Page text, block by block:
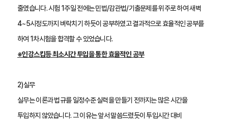
줄였습니다. 시험 1주일 전에는 민법/감관법/기출문제를 위주로 하여 새벽
4~5시정도까지 벼락치기 하듯이 공부하였고 결과적으로 효율적인 공부를
하여 1차시험을 합격할 수 있었습니다.
※인강스킵등 최소시간 투입을 통한 효율적인 공부
2)실무
실무는 이론과 법규를 일정수준 실력을 만들기 전까지는 많은 시간을
투입하지 않았습니다. 그 이유는 앞서 말씀드렸듯이 투입시간 대비